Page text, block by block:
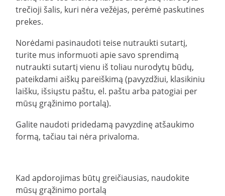
expondo Partners
7 dienų kainos garantija
trečioji šalis, kuri nėra vežėjas, perėmė paskutines
prekes.
Norėdami pasinaudoti teise nutraukti sutartį,
turite mus informuoti apie savo sprendimą
nutraukti sutartį vienu iš toliau nurodytų būdų,
pateikdami aiškų pareiškimą (pavyzdžiui, klasikiniu
laišku, išsiųstu paštu, el. paštu arba patogiai per
mūsų grąžinimo portalą).
Galite naudoti pridedamą pavyzdinę atšaukimo
formą, tačiau tai nėra privaloma.
Kad apdorojimas būtų greičiausias, naudokite
mūsų grąžinimo portalą